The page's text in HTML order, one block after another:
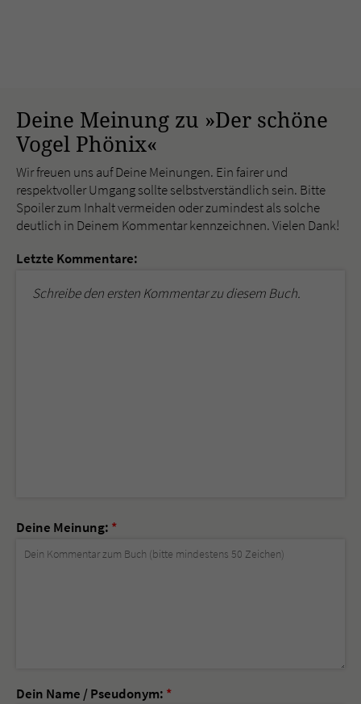
Deine Meinung zu »Der schöne
Vogel Phönix«
Wir freuen uns auf Deine Meinungen. Ein fairer und
respektvoller Umgang sollte selbstverständlich sein. Bitte
Spoiler zum Inhalt vermeiden oder zumindest als solche
deutlich in Deinem Kommentar kennzeichnen. Vielen Dank!
Letzte Kommentare:
Schreibe den ersten Kommentar zu diesem Buch.
Deine Meinung: *
Dein Name / Pseudonym: *